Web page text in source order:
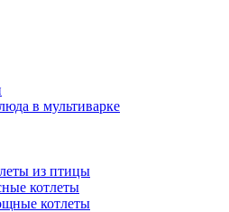
в мультиварке
из птицы
котлеты
котлеты